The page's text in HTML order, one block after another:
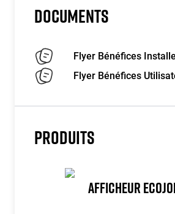
DOCUMENTS
Flyer Bénéfices
Flyer Bénéfices
PRODUITS
AFFICHEUR